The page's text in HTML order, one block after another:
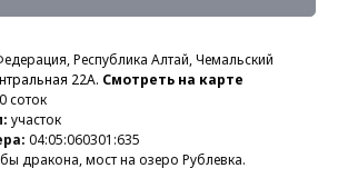
Республика Алтай, Чемальский
22А. Смотреть на карте
соток
участок
04:05:060301:635
дракона, мост на озеро Рублевка.